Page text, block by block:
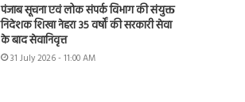
पंजाब सूचना एवं लोक संपर्क विभाग की संयुक्त
निदेशक शिखा नेहरा 35 वर्षों की सरकारी सेवा
के बाद सेवानिवृत्त
31 July 2026 - 11:00 AM